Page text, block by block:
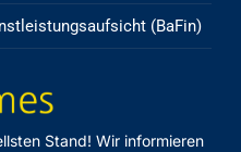
(BaFin)
Stand! Wir informieren